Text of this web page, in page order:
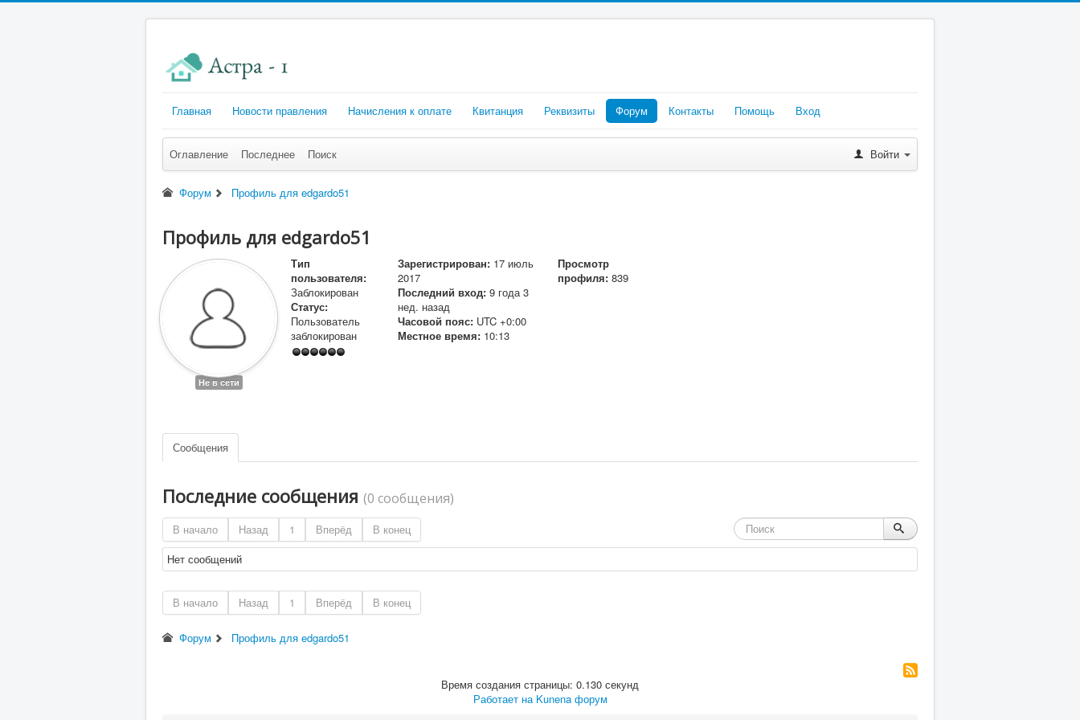
Главная Новости правления Начисления к оплате Квитанция Реквизиты Форум Контакты Помощь Вход
Оглавление Последнее Поиск Войти
Форум Профиль для edgardo51
Профиль для edgardo51
Не в сети
Тип
пользователя:
Заблокирован
Статус:
Пользователь
заблокирован
Зарегистрирован: 17 июль
2017
Последний вход: 9 года 3
нед. назад
Часовой пояс: UTC +0:00
Местное время: 10:13
Просмотр
профиля: 839
Сообщения
Последние сообщения (0 сообщения)
В начало Назад 1 Вперёд
В конец
Нет сообщений
В начало Назад 1 Вперёд В конец
Форум Профиль для edgardo51
Время создания страницы: 0.130 секунд
Работает на Kunena форум